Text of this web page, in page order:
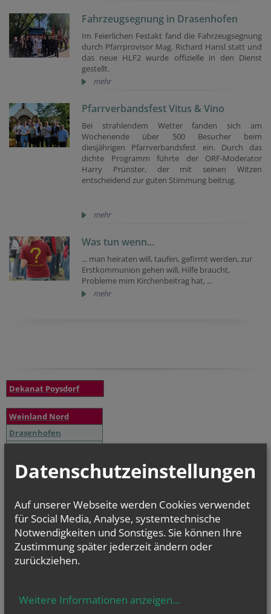
Fahrzeugsegnung in Drasenhofen
Im Feierlichen Festakt fand die Fahrzeugsegnung
durch Pfarrprovisor Mag. Richard Hansl statt und
das neue HLF2 wurde offizielle in den Dienst
gestellt.
mehr
Pfarrverbandsfest Vitus & Vino
Bei strahlendem Wetter fanden sich am
Wochenende über 500 Besucher beim
diesjährigen Pfarrverbandsfest ein. Durch das
dichte Programm führte der ORF-Moderator
Harry Prünster, der mit seinen Witzen
entscheidend zur guten Stimmung beitrug.
mehr
Was tun wenn...
... man heiraten will, taufen, gefirmt werden, zur
Erstkommunion gehen will, Hilfe braucht,
Probleme mim Kirchenbeitrag hat, ...
mehr
Dekanat Poysdorf
Weinland Nord
Drasenhofen
Herrnbaumgarten
Kleinschweinbarth
Ottenthal
Poysbrunn
Schrattenberg
Stützenhofen
Datenschutzeinstellungen
Auf unserer Webseite werden Cookies verwendet
für Social Media, Analyse, systemtechnische
Notwendigkeiten und Sonstiges. Sie können Ihre
Zustimmung später jederzeit ändern oder
zurückziehen.
Weitere Informationen anzeigen...